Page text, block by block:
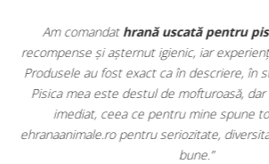
Apreciez foarte mult faptul că pe
doar hrană, ci și produse din
antiparazitare, suplimente și soluții de
comod să pot comanda tot ce am nevoie
dintr-un singur loc. Livrarea a fost rapidă,
originale și în termen. Magazin serios, bine
pentru orice stăpân de